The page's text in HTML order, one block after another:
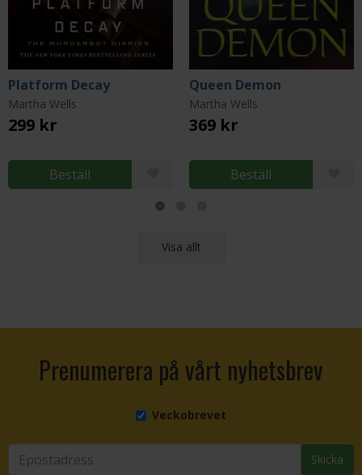
Platform Decay
Martha Wells
299 kr
Beställ
Queen Demon
Martha Wells
369 kr
Beställ
Visa allt
Prenumerera på vårt nyhetsbrev
Veckobrevet
Skicka